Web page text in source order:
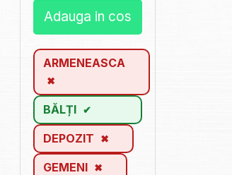
Adauga in cos
ARMENEASCA
BĂLȚI
DEPOZIT
GEMENI